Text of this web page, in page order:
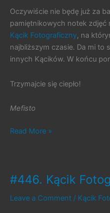
Oczywiście nie będę już za
pamiętnikowych notek zdjęć
Kącik Fotograficzny, na
najbliższym czasie. Da mi to
innych Kącików. W końcu
Trzymajcie się ciepło!
Mefisto
#448.
Read More »
#446. Kącik
Leave a Comment / Kącik